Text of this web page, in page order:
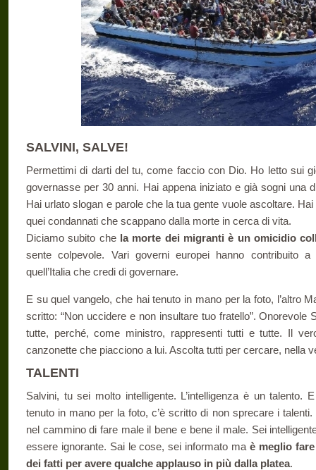
SALVINI, SALVE!
Permettimi di darti del tu, come faccio con Dio. Ho letto sui
governasse per 30 anni. Hai appena iniziato e già sogni una
Hai urlato slogan e parole che la tua gente vuole ascoltare.
quei condannati che scappano dalla morte in cerca di vita.
Diciamo subito che la morte dei migranti è un omicidio
sente colpevole. Vari governi europei hanno contribuito
quell’Italia che credi di governare.
E su quel vangelo, che hai tenuto in mano per la foto, l’altro
scritto: “Non uccidere e non insultare tuo fratello”. Onorevole
tutte, perché, come ministro, rappresenti tutti e tutte. Il
canzonette che piacciono a lui. Ascolta tutti per cercare, nella
TALENTI
Salvini, tu sei molto intelligente. L’intelligenza è un talento.
tenuto in mano per la foto, c’è scritto di non sprecare i
nel cammino di fare male il bene e bene il male. Sei
essere ignorante. Sai le cose, sei informato ma è meglio
dei fatti per avere qualche applauso in più dalla platea.